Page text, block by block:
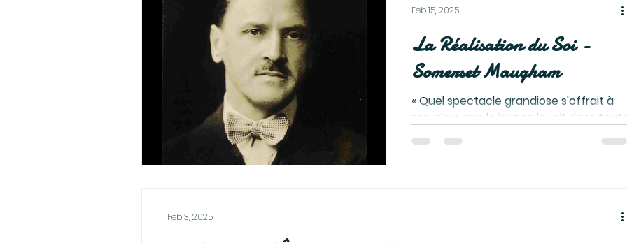
La Réalisation du Soi -
Somerset Maugham
« Quel spectacle grandiose s'offrait à
moi alors que le jour se levait dans toute
sa splendeur. Ces montagnes avec leur
Feb 15, 2025
Feb 3, 2025